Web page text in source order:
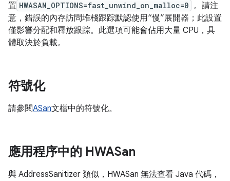
置 HWASAN_OPTIONS=fast_unwind_on_malloc=0 。請注
意，錯誤的內存訪問堆棧跟踪默認使用“慢”展開器；此設置
僅影響分配和釋放跟踪。此選項可能會佔用大量 CPU，具
體取決於負載。
符號化
請參閱ASan文檔中的符號化。
應用程序中的 HWASan
與 AddressSanitizer 類似，HWASan 無法查看 Java 代碼，